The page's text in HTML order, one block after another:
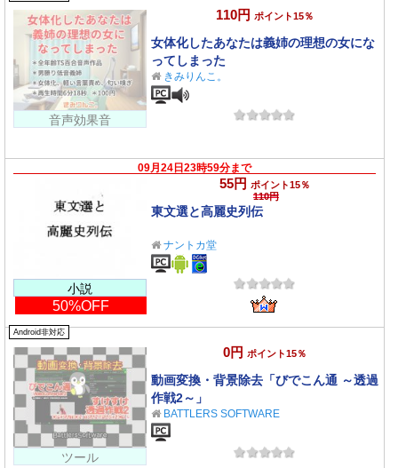
音声効果音
110円 ポイント15％
女体化したあなたは義姉の理想の女にな
ってしまった
きみりんこ。
09月24日23時59分まで
小説
50%OFF
55円 ポイント15％
110円
東文選と高麗史列伝
ナントカ堂
Android非対応
ツール
0円 ポイント15％
動画変換・背景除去「びでこん通 ～透過
作戦2～」
BATTLERS SOFTWARE